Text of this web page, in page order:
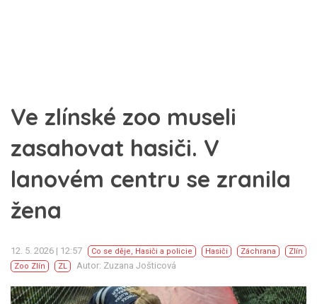
Ve zlínské zoo museli
zasahovat hasiči. V
lanovém centru se zranila
žena
12. 5. 2026 | 12:57 Co se děje, Hasiči a policie Hasiči Záchrana
Zlín
Zoo Zlín
ZL Autor: Zuzana Jošticová